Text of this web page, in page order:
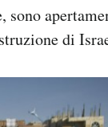
sono
di